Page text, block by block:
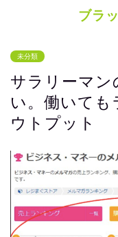
ブラ
未分類
サラリーマン
い。働いても
ウトプット